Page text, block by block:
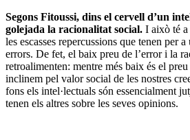
Segons Fitoussi, dins el cervell d’un
golejada la racionalitat social. I això té a
les escasses repercussions que tenen per
errors. De fet, el baix preu de l’error i la
retroalimenten: mentre més baix és el preu
inclinem pel valor social de les nostres
fons els intel·lectuals són essencialment
tenen els altres sobre les seves opinions.